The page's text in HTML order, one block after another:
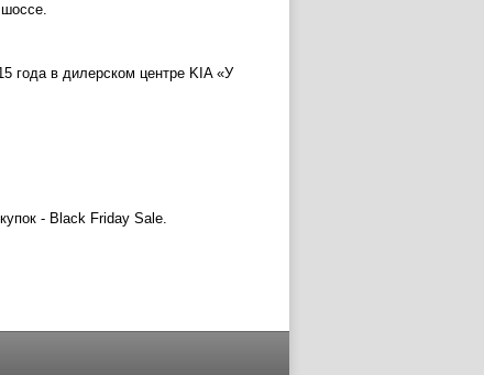
года в дилерском центре KIA «У
- Black Friday Sale.